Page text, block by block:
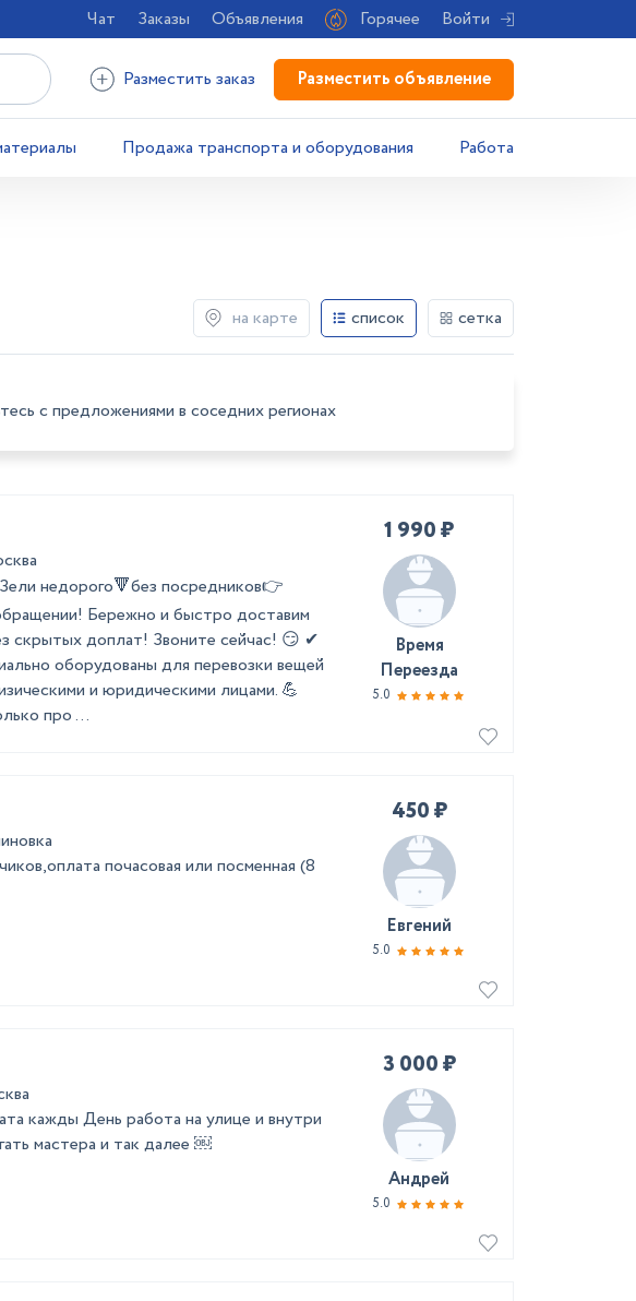
Чат Заказы Объявления Горячее Войти
Разместить заказ Разместить объявление
Продажа транспорта и оборудования Работа
на карте список сетка
с предложениями в соседних регионах
недорого🔻без посредников👉
Бережно и быстро доставим
скрытых доплат! Звоните сейчас! 😏 ✔
оборудованы для перевозки вещей
и юридическими лицами. 💪
про ...
1 990 ₽
Время
Переезда
5.0
почасовая или посменная (8
450 ₽
Евгений
5.0
кажды День работа на улице и внутри
мастера и так далее ￼
3 000 ₽
Андрей
5.0